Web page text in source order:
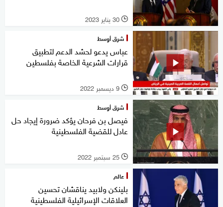
l 30 يناير 2023
شرق أوسط
عباس يدعو لحشد الدعم لتطبيق
قرارات الشرعية الخاصة بفلسطين
l 9 ديسمبر 2022
شرق أوسط
فيصل بن فرحان يؤكد ضرورة إيجاد حل
عادل للقضية الفلسطينية
l 25 سبتمبر 2022
عالم
بلينكن ولابيد يناقشان تحسين
العلاقات الإسرائيلية الفلسطينية